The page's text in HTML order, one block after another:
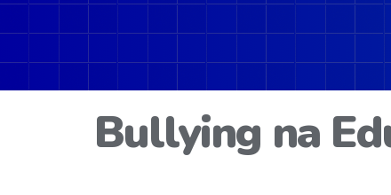
Bullying na